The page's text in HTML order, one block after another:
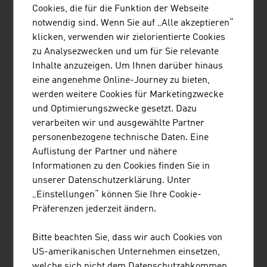
Entwicklung von Impfstoffen und
Medikamenten sowie medizintechnische
Innovationen machen den Sektor zu einem
starken Zugpferd für die österreichische
Wirtschaft. Die Innovationskraft wird durch
eine lebendige Forschungslandschaft
unterstützt. Diese profitiert von einer engen
Zusammenarbeit zwischen
Forschungseinrichtungen und Unternehmen
im Land sowie von weitreichenden
internationalen Vernetzungen.
Cookies, die für die Funktion der Webseite
notwendig sind. Wenn Sie auf „Alle akzeptieren“
klicken, verwenden wir zielorientierte Cookies
zu Analysezwecken und um für Sie relevante
Inhalte anzuzeigen. Um Ihnen darüber hinaus
eine angenehme Online-Journey zu bieten,
werden weitere Cookies für Marketingzwecke
und Optimierungszwecke gesetzt. Dazu
verarbeiten wir und ausgewählte Partner
personenbezogene technische Daten. Eine
Auflistung der Partner und nähere
Informationen zu den Cookies finden Sie in
unserer Datenschutzerklärung. Unter
„Einstellungen“ können Sie Ihre Cookie-
Präferenzen jederzeit ändern.
Bitte beachten Sie, dass wir auch Cookies von
US-amerikanischen Unternehmen einsetzen,